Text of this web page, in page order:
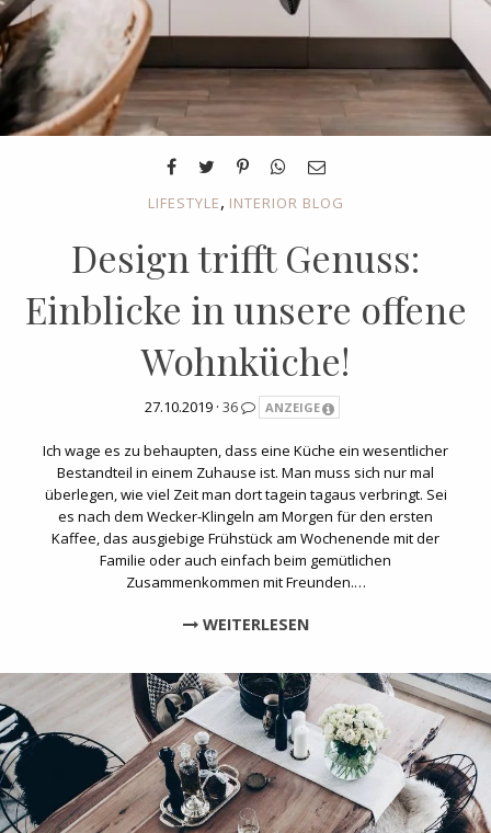
LIFESTYLE, INTERIOR BLOG
Design trifft Genuss:
Einblicke in unsere offene
Wohnküche!
27.10.2019 · 36 ANZEIGE
Ich wage es zu behaupten, dass eine Küche ein wesentlicher
Bestandteil in einem Zuhause ist. Man muss sich nur mal
überlegen, wie viel Zeit man dort tagein tagaus verbringt. Sei
es nach dem Wecker-Klingeln am Morgen für den ersten
Kaffee, das ausgiebige Frühstück am Wochenende mit der
Familie oder auch einfach beim gemütlichen
Zusammenkommen mit Freunden.…
WEITERLESEN